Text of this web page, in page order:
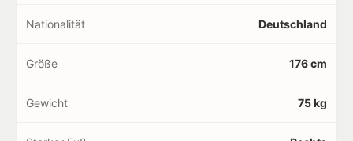
Nationalität Deutschland
Größe 176 cm
Gewicht 75 kg